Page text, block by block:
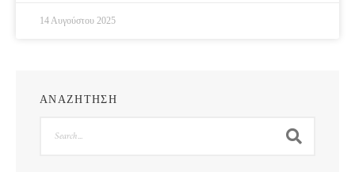
14 Αυγούστου 2025
ΑΝΑΖΗΤΗΣΗ